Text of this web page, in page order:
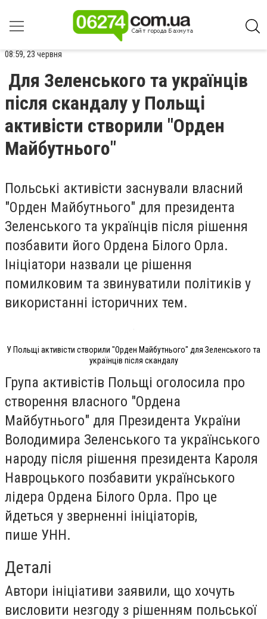
08:59, 23 червня
Для Зеленського та українців
після скандалу у Польщі
активісти створили "Орден
Майбутнього"
Польські активісти заснували власний
"Орден Майбутнього" для президента
Зеленського та українців після рішення
позбавити його Ордена Білого Орла.
Ініціатори назвали це рішення
помилковим та звинуватили політиків у
використанні історичних тем.
У Польщі активісти створили "Орден Майбутнього" для Зеленського та
українців після скандалу
Група активістів Польщі оголосила про
створення власного "Ордена
Майбутнього" для Президента України
Володимира Зеленського та українського
народу після рішення президента Кароля
Навроцького позбавити українського
лідера Ордена Білого Орла. Про це
йдеться у зверненні ініціаторів,
пише УНН.
Деталі
Автори ініціативи заявили, що хочуть
висловити незгоду з рішенням польської